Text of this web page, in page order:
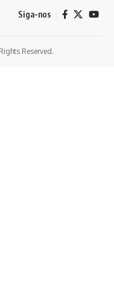
Siga-nos
Reserved.